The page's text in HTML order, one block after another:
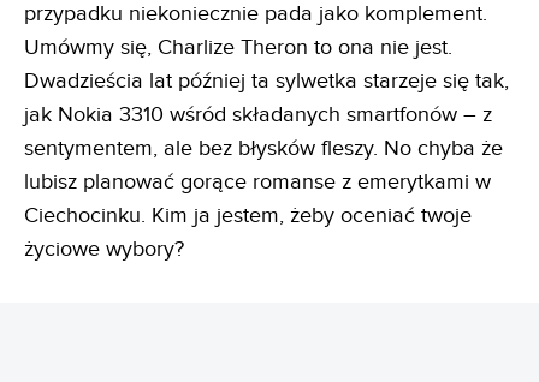
przypadku niekoniecznie pada jako komplement.
Umówmy się, Charlize Theron to ona nie jest.
Dwadzieścia lat później ta sylwetka starzeje się tak,
jak Nokia 3310 wśród składanych smartfonów – z
sentymentem, ale bez błysków fleszy. No chyba że
lubisz planować gorące romanse z emerytkami w
Ciechocinku. Kim ja jestem, żeby oceniać twoje
życiowe wybory?